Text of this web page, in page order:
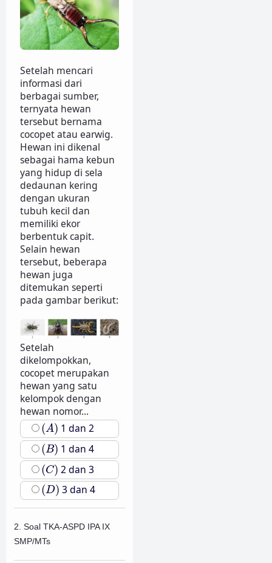
Setelah mencari
informasi dari
berbagai sumber,
ternyata hewan
tersebut bernama
cocopet atau earwig.
Hewan ini dikenal
sebagai hama kebun
yang hidup di sela
dedaunan kering
dengan ukuran
tubuh kecil dan
memiliki ekor
berbentuk capit.
Selain hewan
tersebut, beberapa
hewan juga
ditemukan seperti
pada gambar berikut:
Setelah
dikelompokkan,
cocopet merupakan
hewan yang satu
kelompok dengan
hewan nomor...
(A)
(A) 1 dan 2
(B)
(B) 1 dan 4
(C)
(C) 2 dan 3
(D)
(D) 3 dan 4
2. Soal TKA-ASPD IPA IX
SMP/MTs